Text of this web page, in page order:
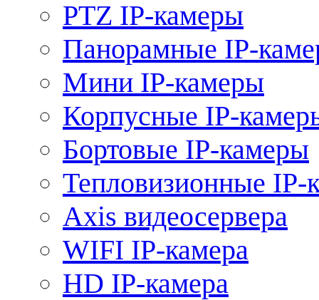
PTZ IP-камеры
Панорамные IP-
Мини IP-камеры
Корпусные IP-
Бортовые IP-камеры
Тепловизионные IP-
Axis видеосервера
WIFI IP-камера
HD IP-камера